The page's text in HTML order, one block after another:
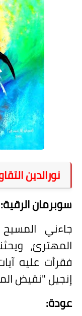
نورالدين
سوبرمان الرقية:
جاءني
المهترئ،
فقرأت عليه
إنجيل "نقيض
عودة: